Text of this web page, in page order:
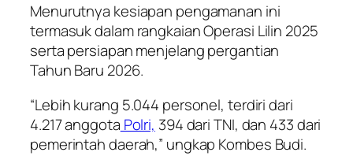
Menurutnya kesiapan pengamanan ini
termasuk dalam rangkaian Operasi Lilin 2025
serta persiapan menjelang pergantian
Tahun Baru 2026.
“Lebih kurang 5.044 personel, terdiri dari
4.217 anggota Polri, 394 dari TNI, dan 433 dari
pemerintah daerah,” ungkap Kombes Budi.